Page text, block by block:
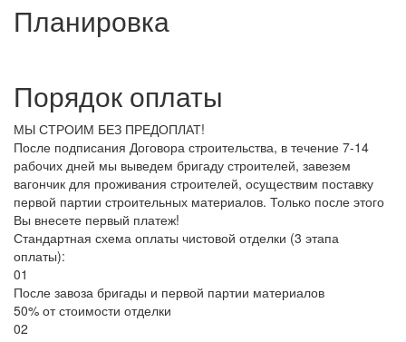
Планировка
Порядок оплаты
МЫ СТРОИМ БЕЗ ПРЕДОПЛАТ!
После подписания Договора строительства, в течение 7-14
рабочих дней мы выведем бригаду строителей, завезем
вагончик для проживания строителей, осуществим поставку
первой партии строительных материалов. Только после этого
Вы внесете первый платеж!
Стандартная схема оплаты чистовой отделки (3 этапа
оплаты):
01
После завоза бригады и первой партии материалов
50% от стоимости отделки
02